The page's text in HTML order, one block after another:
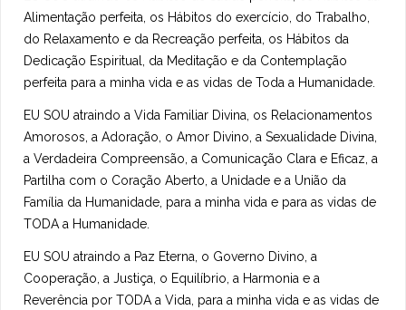
Alimentação perfeita, os Hábitos do exercício, do Trabalho,
do Relaxamento e da Recreação perfeita, os Hábitos da
Dedicação Espiritual, da Meditação e da Contemplação
perfeita para a minha vida e as vidas de Toda a Humanidade.
EU SOU atraindo a Vida Familiar Divina, os Relacionamentos
Amorosos, a Adoração, o Amor Divino, a Sexualidade Divina,
a Verdadeira Compreensão, a Comunicação Clara e Eficaz, a
Partilha com o Coração Aberto, a Unidade e a União da
Família da Humanidade, para a minha vida e para as vidas de
TODA a Humanidade.
EU SOU atraindo a Paz Eterna, o Governo Divino, a
Cooperação, a Justiça, o Equilíbrio, a Harmonia e a
Reverência por TODA a Vida, para a minha vida e as vidas de